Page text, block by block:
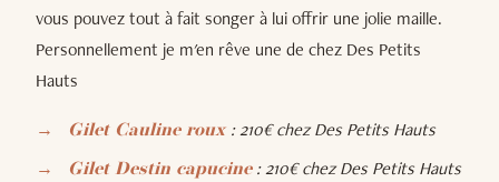
vous pouvez tout à fait songer à lui offrir une jolie maille.
Personnellement je m'en rêve une de chez Des Petits
Hauts
Gilet Cauline roux : 210€ chez Des Petits Hauts
Gilet Destin capucine: 210€ chez Des Petits Hauts